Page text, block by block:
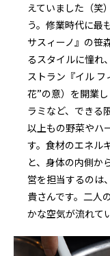
えていました（笑
う。修業時代に最
サスィーノ』の笹
るスタイルに憧れ
ストラン『イル
花”の意）を開業
ラミなど、できる
以上もの野菜やハ
す。食材のエネル
と、身体の内側か
営を担当するのは
貴さんです。二人
かな空気が流れて